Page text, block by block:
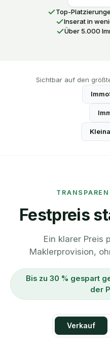
Top-
Inserat in
Über 5.000
Sichtbar auf den
Festpreis
Ein klarer Preis
Maklerprovision,
Bis zu 30 % gespart
der
Verkauf